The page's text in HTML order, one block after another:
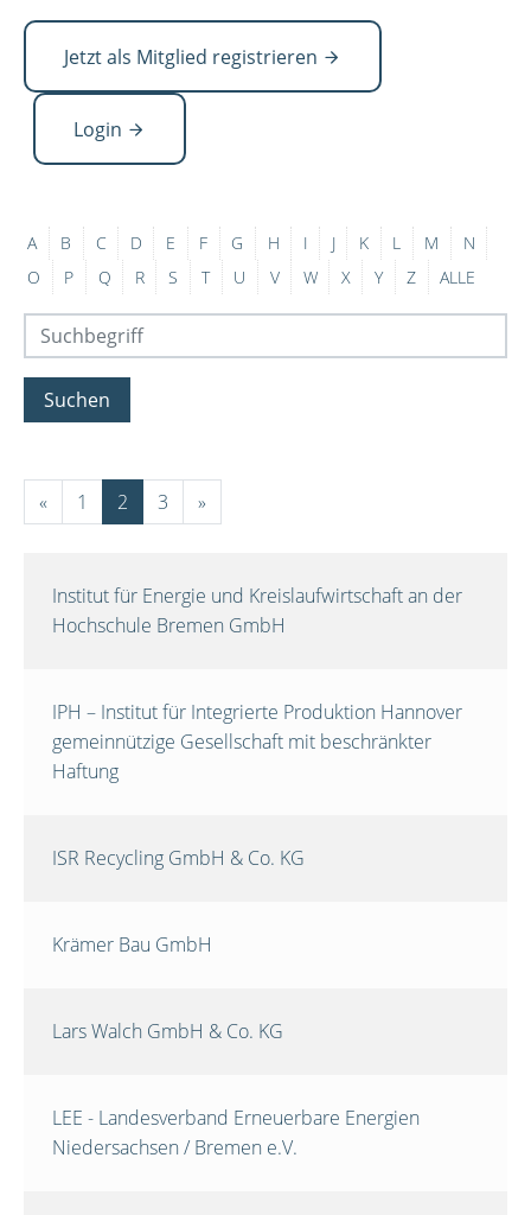
Jetzt als Mitglied registrieren
Login
A B C D E F G H I J K L M
N
O
P Q R S T U V W X Y Z ALLE
Suchen
« 1 2 3 »
Institut für Energie und Kreislaufwirtschaft an der
Hochschule Bremen GmbH
IPH – Institut für Integrierte Produktion Hannover
gemeinnützige Gesellschaft mit beschränkter
Haftung
ISR Recycling GmbH & Co. KG
Krämer Bau GmbH
Lars Walch GmbH & Co. KG
LEE - Landesverband Erneuerbare Energien
Niedersachsen / Bremen e.V.